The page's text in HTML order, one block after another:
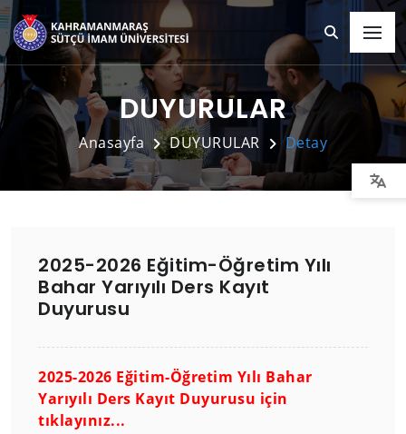
DUYURULAR
Anasayfa DUYURULAR Detay
2025-2026 Eğitim-Öğretim Yılı
Bahar Yarıyılı Ders Kayıt
Duyurusu
2025-2026 Eğitim-Öğretim Yılı Bahar
Yarıyılı Ders Kayıt Duyurusu için
tıklayınız...